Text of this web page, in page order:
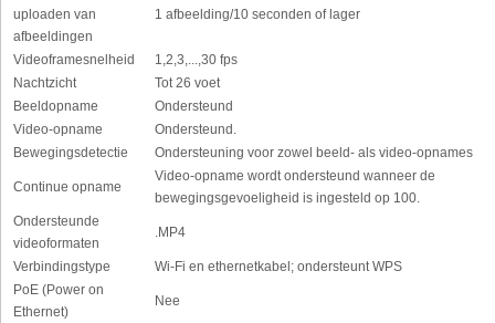
uploaden van
afbeeldingen
1 afbeelding/10 seconden of lager
Videoframesnelheid
1,2,3,...,30 fps
Nachtzicht
Tot 26 voet
Beeldopname
Ondersteund
Video-opname
Ondersteund.
Bewegingsdetectie
Ondersteuning voor zowel beeld- als video-opnames
Continue opname
Video-opname wordt ondersteund wanneer de
bewegingsgevoeligheid is ingesteld op 100.
Ondersteunde
videoformaten
.MP4
Verbindingstype
Wi-Fi en ethernetkabel; ondersteunt WPS
PoE (Power on
Ethernet)
Nee